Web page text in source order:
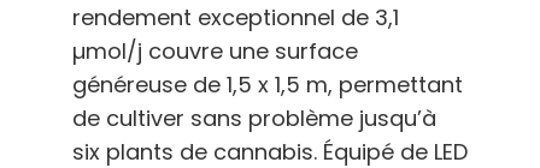
rendement exceptionnel de 3,1
µmol/j couvre une surface
généreuse de 1,5 x 1,5 m, permettant
de cultiver sans problème jusqu’à
six plants de cannabis. Équipé de LED